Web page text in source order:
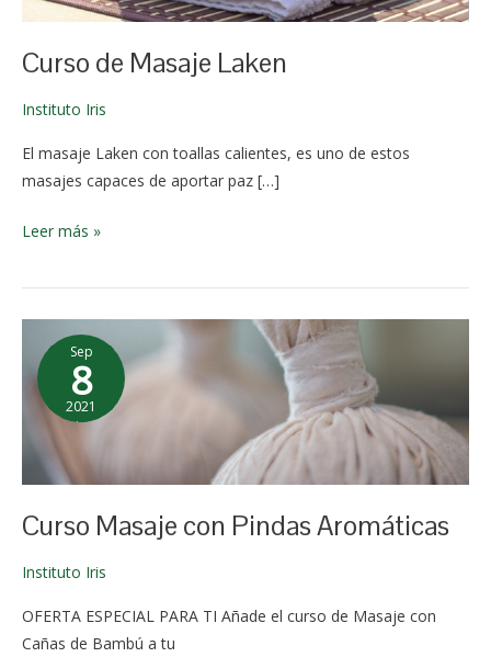
2024
Curso de Masaje Laken
Instituto Iris
El masaje Laken con toallas calientes, es uno de estos
masajes capaces de aportar paz […]
Leer más »
Sep
8
2021
10 de
enero de
2026
Curso Masaje con Pindas Aromáticas
Instituto Iris
OFERTA ESPECIAL PARA TI Añade el curso de Masaje con
Cañas de Bambú a tu
Masaje
con
Pindas
Aromáticas